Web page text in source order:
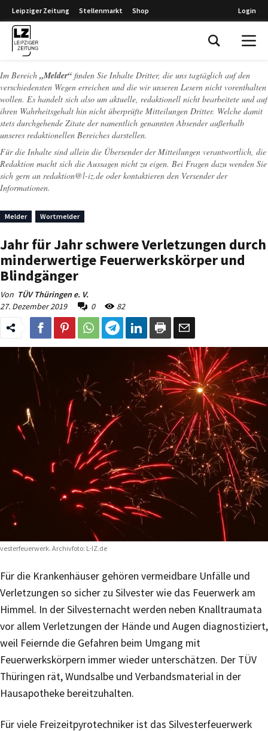
Leipziger Zeitung Stellenmarkt Shop Login
Im Bereich „Melder“ finden Sie Inhalte Dritter, die uns tagtäglich auf den
verschiedensten Wegen erreichen und die wir unseren Lesern nicht vorenthalten
wollen. Es handelt sich also um aktuelle, redaktionell nicht bearbeitete und auf
ihren Wahrheitsgehalt hin nicht überprüfte Mitteilungen Dritter. Welche damit
stets durchgehende Zitate der namentlich genannten Absender außerhalb
unseres redaktionellen Bereiches darstellen.
Für die Inhalte sind allein die Übersender der Mitteilungen verantwortlich, die
Redaktion macht sich die Aussagen nicht zu eigen. Bei Fragen dazu wenden Sie
sich gern an redaktion@l-iz.de oder kontaktieren den Versender der
Informationen.
Melder Wortmelder
Jahr für Jahr schwere Verletzungen durch
minderwertige Feuerwerkskörper und
Blindgänger
Von TÜV Thüringen e. V.
27. Dezember 2019
0 82
Archivfoto: L-IZ.de
Für die Krankenhäuser gehören vermeidbare Unfälle und
Verletzungen so sicher zu Silvester wie das Feuerwerk am
Himmel. In der Silvesternacht werden neben Knalltraumata
vor allem Verletzungen der Hände und Augen diagnostiziert,
weil Feiernde die Gefahren beim Umgang mit
Feuerwerkskörpern immer wieder unterschätzen. Der TÜV
Thüringen rät, Wundsalbe und Verbandsmaterial in der
Hausapotheke bereitzuhalten.
Für viele Freizeitpyrotechniker ist das Silvesterfeuerwerk